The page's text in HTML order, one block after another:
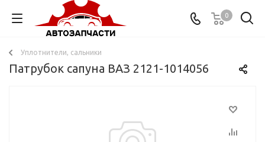
0
Уплотнители, сальники
Патрубок сапуна ВАЗ 2121-1014056